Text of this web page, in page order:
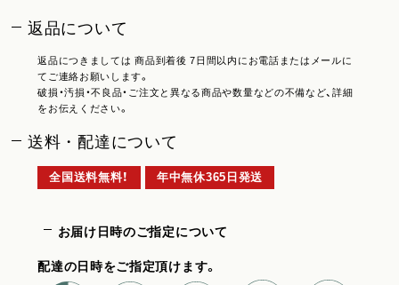
返品について
返品につきましては 商品到着後 7日間以内にお電話またはメールに
てご連絡お願いします。
破損・汚損・不良品・ご注文と異なる商品や数量などの不備など、詳細
をお伝えください。
送料・配達について
全国送料無料！ 年中無休365日発送
お届け日時のご指定について
配達の日時をご指定頂けます。